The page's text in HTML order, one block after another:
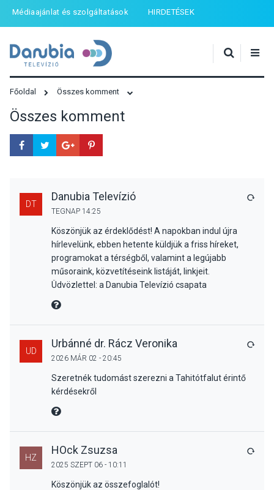
Médiaajánlat és szolgáltatások HIRDETÉSEK
Főoldal Összes komment
Összes komment
DT
Danubia Televízió
TEGNAP 14:25
Köszönjük az érdeklődést! A napokban indul újra
hírlevelünk, ebben hetente küldjük a friss híreket,
programokat a térségből, valamint a legújabb
műsoraink, közvetítéseink listáját, linkjeit.
Üdvözlettel: a Danubia Televízió csapata
MIRE MONDTA
UD
Urbánné dr. Rácz Veronika
2026 MÁR 02 - 20:45
Szeretnék tudomást szerezni a Tahitótfalut érintő
kérdésekről
MIRE MONDTA
HZ
HOck Zsuzsa
2025 SZEPT 06 - 10:11
Köszönjük az összefoglalót!